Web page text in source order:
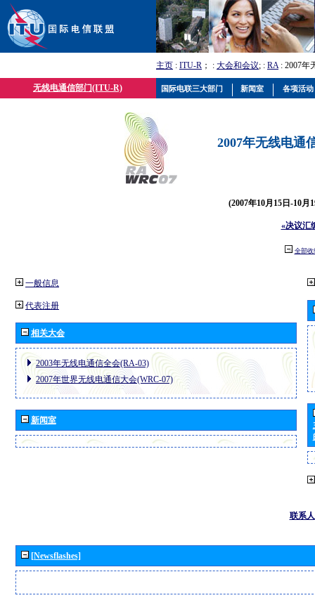
主页 : ITU-R ； : 大会和会议; : RA: 2007年
无线电通信部门(ITU-R)
2007年无线电通
(2007年10月15日-10月
«决议汇
全部收
一般信息
代表注册
相关大会
2003年无线电通信全会(RA-03)
2007年世界无线电通信大会(WRC-07)
新闻室
联系人
[Newsflashes]
国际电联三大部门 新闻室 各项活动